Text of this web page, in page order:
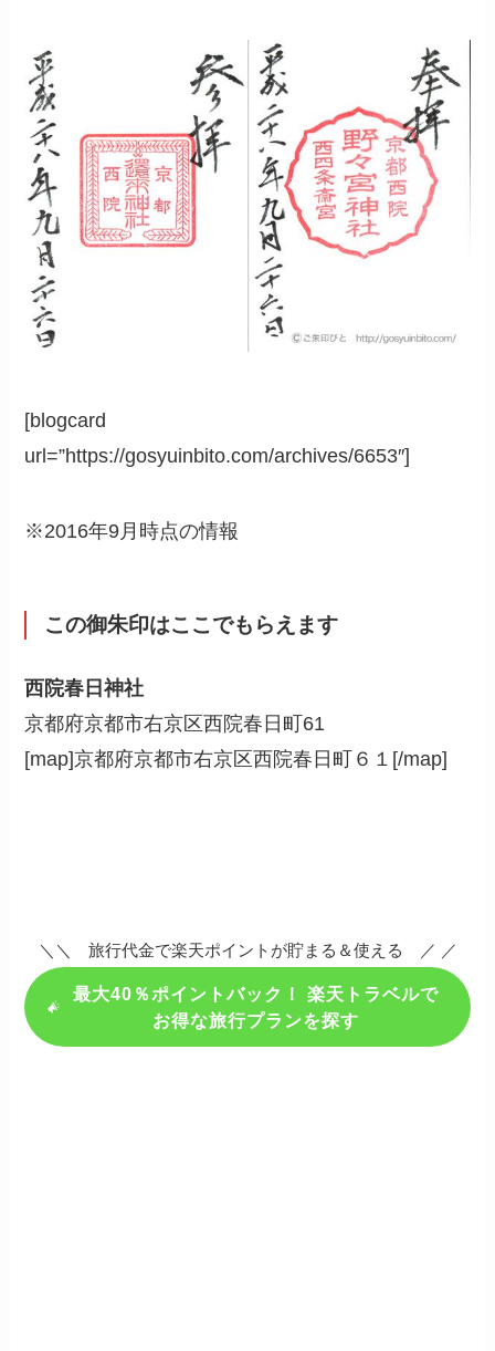
[blogcard
url=”https://gosyuinbito.com/archives/6653″]
※2016年9月時点の情報
この御朱印はここでもらえます
西院春日神社
京都府京都市右京区西院春日町61
[map]京都府京都市右京区西院春日町６１[/map]
＼＼ 旅行代金で楽天ポイントが貯まる＆使える ／ ／
最大40％ポイントバック！ 楽天トラベルで
お得な旅行プランを探す